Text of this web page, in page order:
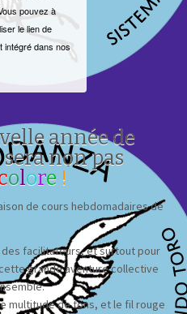
pouvez à
le lien de
intégré dans nos
année de
non pas
olore !
de cours hebdomadaires de
facilitateurs, et surtout pour
grande aventure collective
multitude de tons, et le fil rouge